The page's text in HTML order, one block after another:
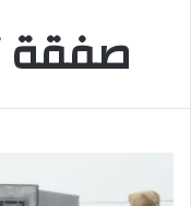
صفقة